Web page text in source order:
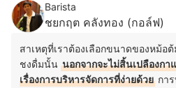
Barista
ชยกฤต คลังทอง (กอล์ฟ)
สาเหตุที่เราต้องเลือกขนาดของหม้อ
ชงดื่มนั้น นอกจากจะไม่สิ้นเปลืองก
เรื่องการบริหารจัดการที่ง่ายด้วย กา